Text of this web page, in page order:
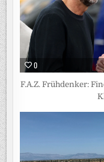
0
F.A.Z. Frühdenker: